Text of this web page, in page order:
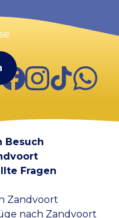
FacebookInstagram
TikTokWhatsApp
Besuch
Fragen
Zandvoort
nach Zandvoort